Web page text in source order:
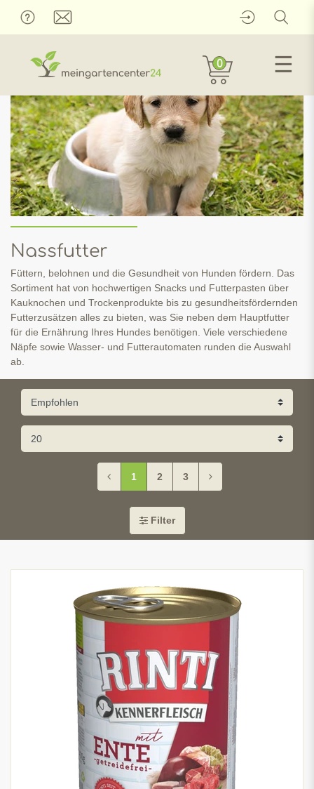
0 ☰
Nassfutter
Füttern, belohnen und die Gesundheit von Hunden fördern. Das
Sortiment hat von hochwertigen Snacks und Futterpasten über
Kauknochen und Trockenprodukte bis zu gesundheitsfördernden
Futterzusätzen alles zu bieten, was Sie neben dem Hauptfutter
für die Ernährung Ihres Hundes benötigen. Viele verschiedene
Näpfe sowie Wasser- und Futterautomaten runden die Auswahl
ab.
1 2 3
Filter